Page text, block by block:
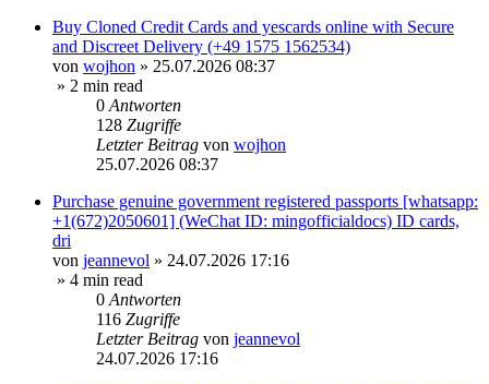
Buy Cloned Credit Cards and yescards online with Secure
and Discreet Delivery (+49 1575 1562534)
von wojhon » 25.07.2026 08:37
» 2 min read
0 Antworten
128 Zugriffe
Letzter Beitrag von wojhon
25.07.2026 08:37
Purchase genuine government registered passports [whatsapp:
+1(672)2050601] (WeChat ID: mingofficialdocs) ID cards,
dri
von jeannevol » 24.07.2026 17:16
» 4 min read
0 Antworten
116 Zugriffe
Letzter Beitrag von jeannevol
24.07.2026 17:16